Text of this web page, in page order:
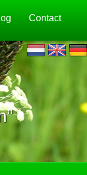
Contact